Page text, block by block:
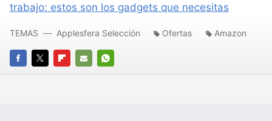
trabajo: estos son los gadgets que necesitas
FACEBOOK
TWITTERFLIPBOARD
E-
WHATSAPP
TEMAS Applesfera Selección Ofertas Amazon